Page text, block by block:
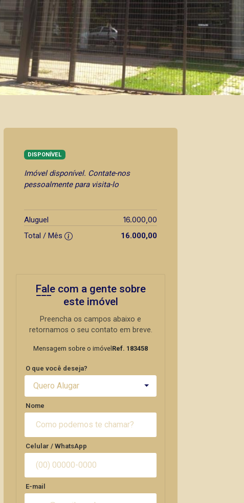
DISPONÍVEL
Imóvel disponível. Contate-nos
pessoalmente para visita-lo
Aluguel 16.000,00
Total / Mês 16.000,00
Fale com a gente sobre
este imóvel
Preencha os campos abaixo e
retornamos o seu contato em breve.
Mensagem sobre o imóvel Ref. 183458
O que você deseja?
Quero Alugar
Nome
Celular / WhatsApp
E-mail